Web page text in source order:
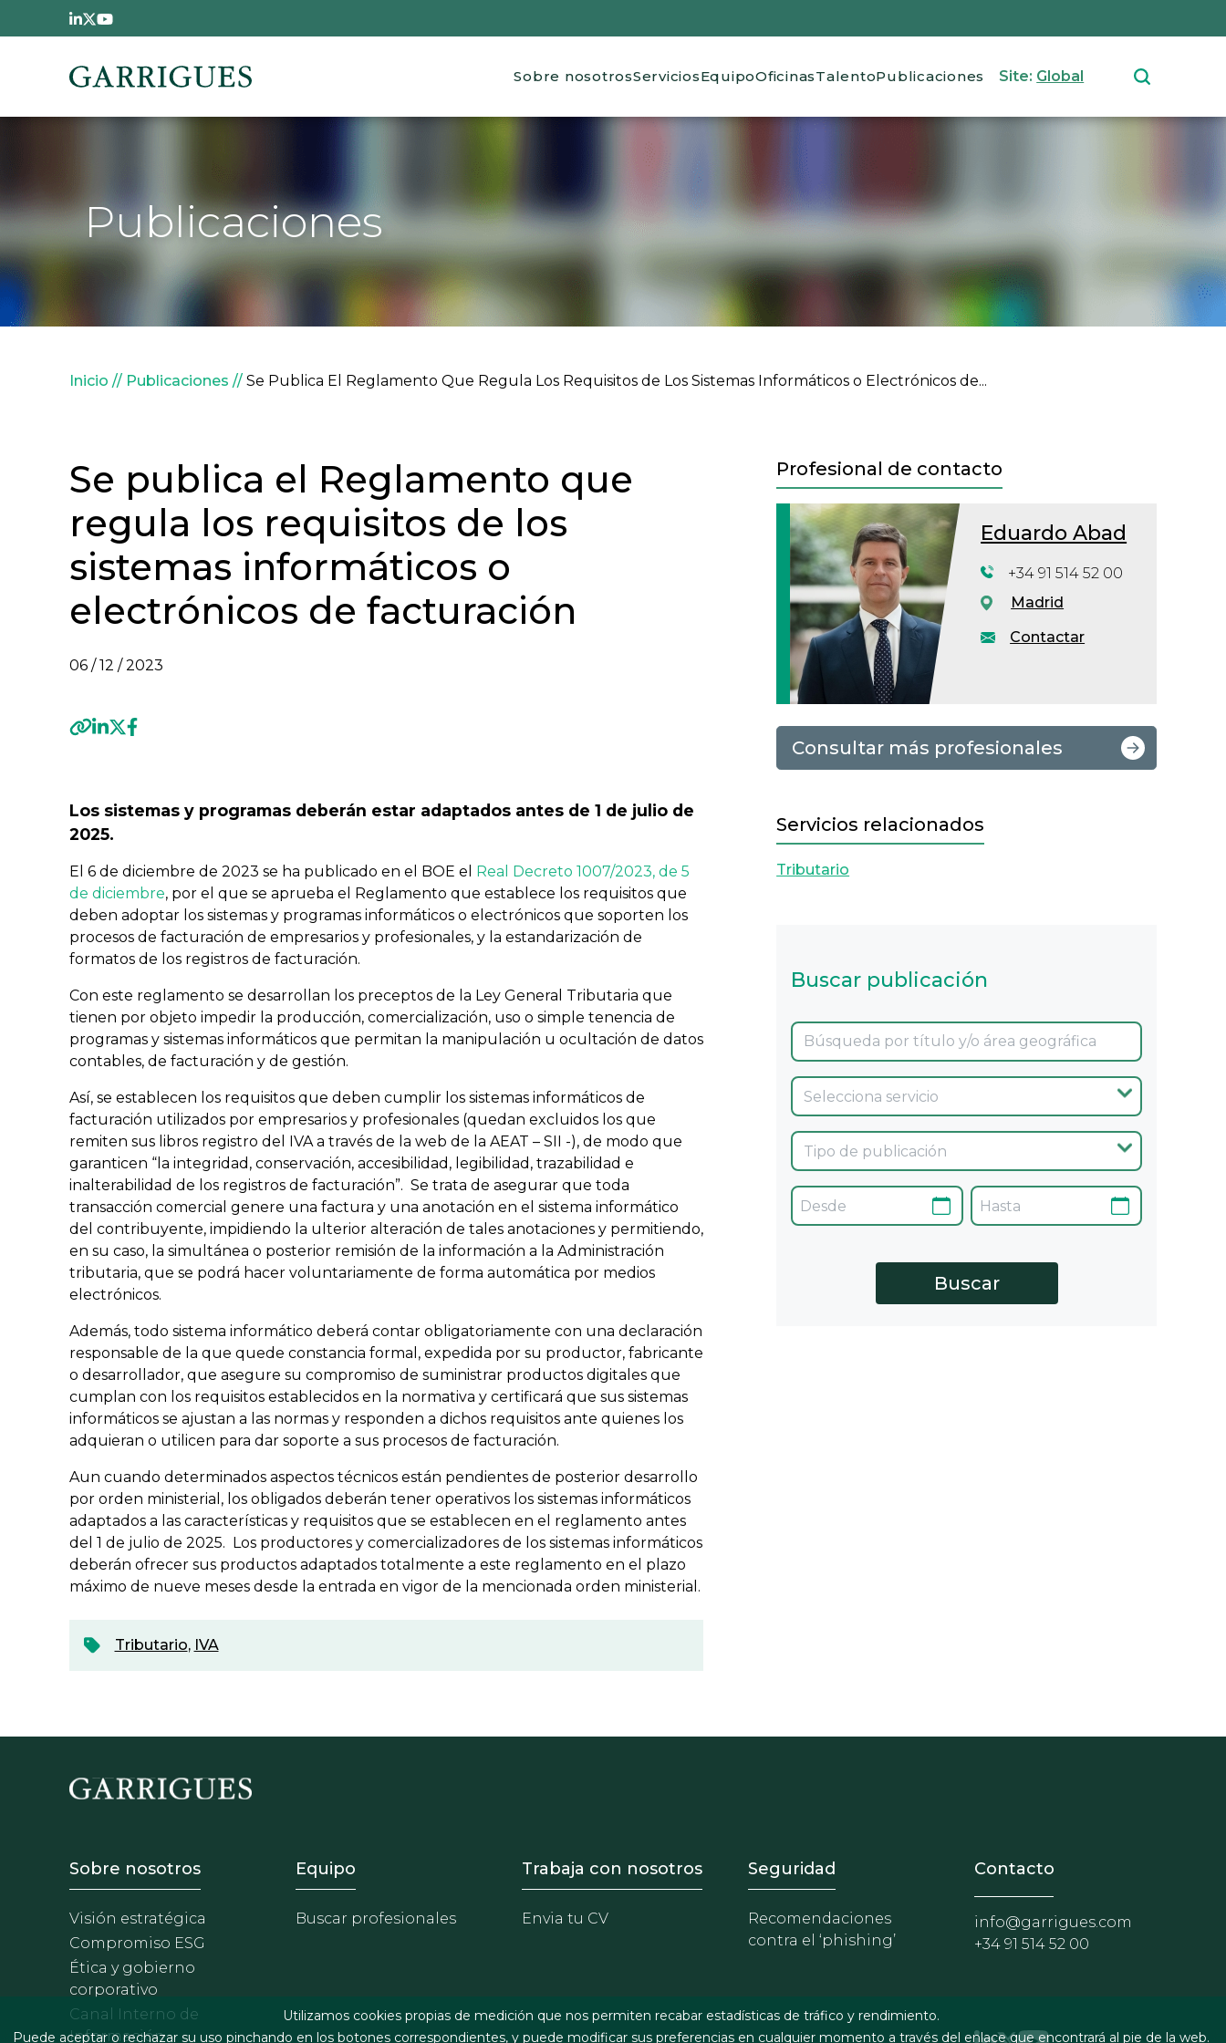
Pasar al contenido principal
Main navigation
Sobre nosotrosServiciosEquipoOficinasTalentoPublicaciones Site: Global
Publicaciones
Sobrescribir enlaces de ayuda a la navegación
Inicio Publicaciones Se Publica El Reglamento Que Regula Los Requisitos de Los Sistemas Informáticos o Electrónicos de...
Se publica el Reglamento que
regula los requisitos de los
sistemas informáticos o
electrónicos de facturación
06 / 12 / 2023
Los sistemas y programas deberán estar adaptados antes de 1 de julio de
2025.
El 6 de diciembre de 2023 se ha publicado en el BOE el Real Decreto 1007/2023, de 5
de diciembre, por el que se aprueba el Reglamento que establece los requisitos que
deben adoptar los sistemas y programas informáticos o electrónicos que soporten los
procesos de facturación de empresarios y profesionales, y la estandarización de
formatos de los registros de facturación.
Con este reglamento se desarrollan los preceptos de la Ley General Tributaria que
tienen por objeto impedir la producción, comercialización, uso o simple tenencia de
programas y sistemas informáticos que permitan la manipulación u ocultación de datos
contables, de facturación y de gestión.
Así, se establecen los requisitos que deben cumplir los sistemas informáticos de
facturación utilizados por empresarios y profesionales (quedan excluidos los que
remiten sus libros registro del IVA a través de la web de la AEAT – SII -), de modo que
garanticen “la integridad, conservación, accesibilidad, legibilidad, trazabilidad e
inalterabilidad de los registros de facturación”. Se trata de asegurar que toda
transacción comercial genere una factura y una anotación en el sistema informático
del contribuyente, impidiendo la ulterior alteración de tales anotaciones y permitiendo,
en su caso, la simultánea o posterior remisión de la información a la Administración
tributaria, que se podrá hacer voluntariamente de forma automática por medios
electrónicos.
Además, todo sistema informático deberá contar obligatoriamente con una declaración
responsable de la que quede constancia formal, expedida por su productor, fabricante
o desarrollador, que asegure su compromiso de suministrar productos digitales que
cumplan con los requisitos establecidos en la normativa y certificará que sus sistemas
informáticos se ajustan a las normas y responden a dichos requisitos ante quienes los
adquieran o utilicen para dar soporte a sus procesos de facturación.
Aun cuando determinados aspectos técnicos están pendientes de posterior desarrollo
por orden ministerial, los obligados deberán tener operativos los sistemas informáticos
adaptados a las características y requisitos que se establecen en el reglamento antes
del 1 de julio de 2025. Los productores y comercializadores de los sistemas informáticos
deberán ofrecer sus productos adaptados totalmente a este reglamento en el plazo
máximo de nueve meses desde la entrada en vigor de la mencionada orden ministerial.
Tributario, IVA
Profesional de contacto
Eduardo Abad
Contactar
+34 91 514 52 00
Madrid
Consultar más profesionales
Servicios relacionados
Tributario
Buscar publicación
Footer - Sobre Nosotros
Sobre nosotros
Visión estratégica
Compromiso ESG
Ética y gobierno
corporativo
Canal Interno de
Información
Footer - Equipo
Equipo
Buscar profesionales
Footer - Trabaja con nosotros
Trabaja con nosotros
Envia tu CV
Footer - Extranet y herramientas
Seguridad
Recomendaciones
contra el ‘phishing’
Contacto
info@garrigues.com
+34 91 514 52 00
Utilizamos cookies propias de medición que nos permiten recabar estadísticas de tráfico y rendimiento.
Puede aceptar o rechazar su uso pinchando en los botones correspondientes, y puede modificar sus preferencias en cualquier momento a través del enlace que encontrará al pie de la web.